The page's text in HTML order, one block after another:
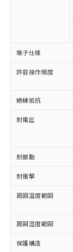
端子仕様
許容操作頻度
絶縁抵抗
耐電圧
耐振動
耐衝撃
周囲温度範囲
周囲湿度範囲
保護構造
以下の
ご利用
本
商
(
当
本
こ
在
記
タ
覧
準
正
様
ム
オ
対応予
非含有
調査・確
非含有
商品です。
非該当
害物質
仕入先様
いたも
むを得
鉛(Pb)
六価クロ
類(PBB)
ルベンジル
（DBP）
但し、
適用除外項目
フタル酸エ
図的な使用
「○」：
基準値
「×」：
基準値
「－」
*中国
Pb(鉛)
Cr(Ⅵ)(六価
ニル類) :
ル類) :
DBP(フタル
イソブチル
DEHP(フタ
当
為
（
ま
国
可
当
全
い
当
ル
武